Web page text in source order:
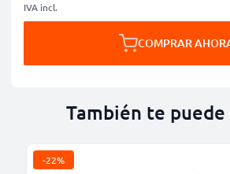
IVA incl.
COMPRAR
También te
-22%